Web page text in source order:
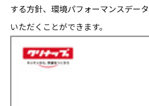
する方針、環境パフォーマンスデー
いただくことができます。